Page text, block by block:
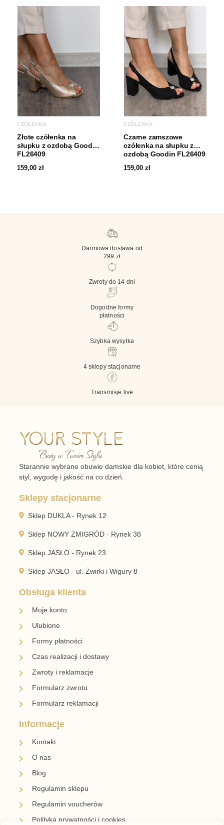
CZÓŁENKA
Złote czółenka na
słupku z ozdobą Goodin
FL26409
159,00zł
CZÓŁENKA
Czarne zamszowe
czółenka na słupku z
ozdobą Goodin FL26409
159,00zł
Darmowa dostawa od
299 zł
Zwroty do 14 dni
Dogodne formy
płatności
Szybka wysyłka
4 sklepy stacjonarne
Transmisje live
Starannie wybrane obuwie damskie dla kobiet, które cenią
styl, wygodę i jakość na co dzień.
Sklepy stacjonarne
Sklep DUKLA - Rynek 12
Sklep NOWY ŻMIGRÓD - Rynek 38
Sklep JASŁO - Rynek 23
Sklep JASŁO - ul. Żwirki i Wigury 8
Obsługa klienta
Moje konto
Ulubione
Formy płatności
Czas realizacji i dostawy
Zwroty i reklamacje
Formularz zwrotu
Formularz reklamacji
Informacje
Kontakt
O nas
Blog
Regulamin sklepu
Regulamin voucherów
Polityka prywatności i cookies